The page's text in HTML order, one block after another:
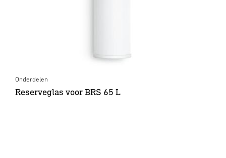
Onderdelen
Reserveglas voor BRS 65 L